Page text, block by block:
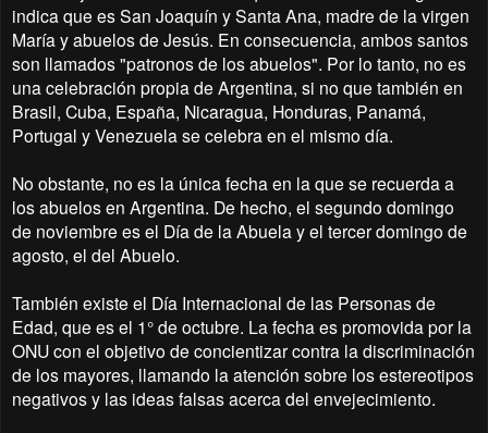
indica que es San Joaquín y Santa Ana, madre de la virgen
María y abuelos de Jesús. En consecuencia, ambos santos
son llamados "patronos de los abuelos". Por lo tanto, no es
una celebración propia de Argentina, si no que también en
Brasil, Cuba, España, Nicaragua, Honduras, Panamá,
Portugal y Venezuela se celebra en el mismo día.
No obstante, no es la única fecha en la que se recuerda a
los abuelos en Argentina. De hecho, el segundo domingo
de noviembre es el Día de la Abuela y el tercer domingo de
agosto, el del Abuelo.
También existe el Día Internacional de las Personas de
Edad, que es el 1° de octubre. La fecha es promovida por la
ONU con el objetivo de concientizar contra la discriminación
de los mayores, llamando la atención sobre los estereotipos
negativos y las ideas falsas acerca del envejecimiento.